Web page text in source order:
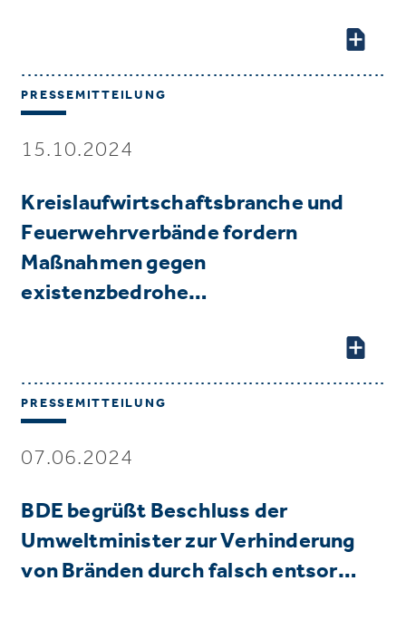
PRESSEMITTEILUNG
15.10.2024
Kreislaufwirtschaftsbranche und
Feuerwehrverbände fordern
Maßnahmen gegen
existenzbedrohe…
PRESSEMITTEILUNG
07.06.2024
BDE begrüßt Beschluss der
Umweltminister zur Verhinderung
von Bränden durch falsch entsor…